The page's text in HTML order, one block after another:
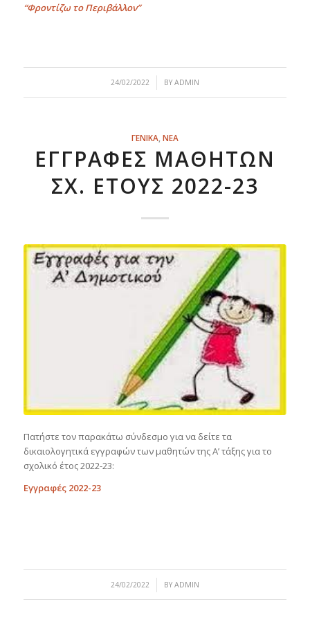
“Φροντίζω το Περιβάλλον”
24/02/2022
/ BY ADMIN
ΓΕΝΙΚΑ, ΝΕΑ
ΕΓΓΡΑΦΈΣ ΜΑΘΗΤΏΝ
ΣΧ. ΈΤΟΥΣ 2022-23
Πατήστε τον παρακάτω σύνδεσμο για να δείτε τα
δικαιολογητικά εγγραφών των μαθητών της Α’ τάξης για το
σχολικό έτος 2022-23:
Εγγραφές 2022-23
24/02/2022
/ BY ADMIN